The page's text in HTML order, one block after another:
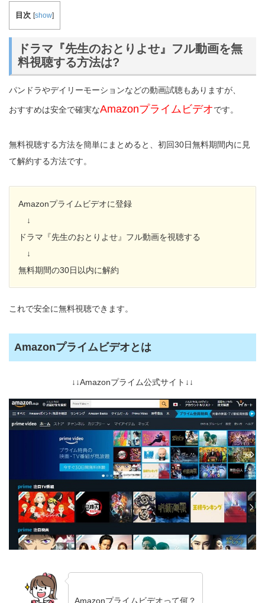
目次 [show]
ドラマ『先生のおとりよせ』フル動画を無
料視聴する方法は?
パンドラやデイリーモーションなどの動画試聴もありますが、
おすすめは安全で確実なAmazonプライムビデオです。
無料視聴する方法を簡単にまとめると、初回30日無料期間内に見
て解約する方法です。
Amazonプライムビデオに登録
↓
ドラマ『先生のおとりよせ』フル動画を視聴する
↓
無料期間の30日以内に解約
これで安全に無料視聴できます。
Amazonプライムビデオとは
↓↓Amazonプライム公式サイト↓↓
Amazonプライムビデオって何？